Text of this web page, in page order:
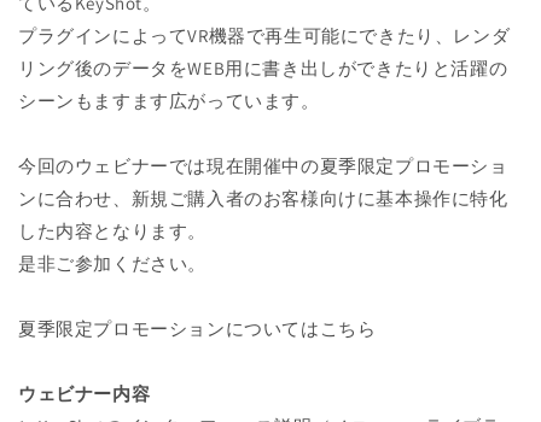
プラグインによってVR機器で再生可能にできたり、レンダ
リング後のデータをWEB用に書き出しができたりと活躍の
シーンもますます広がっています。
今回のウェビナーでは現在開催中の夏季限定プロモーショ
ンに合わせ、新規ご購入者のお客様向けに基本操作に特化
した内容となります。
是非ご参加ください。
夏季限定プロモーションについてはこちら
ウェビナー内容